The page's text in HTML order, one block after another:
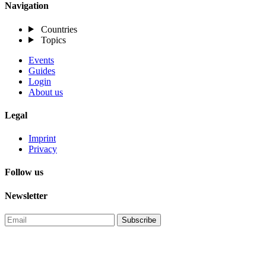
Navigation
Countries
Topics
Events
Guides
Login
About us
Legal
Imprint
Privacy
Follow us
Newsletter
Subscribe